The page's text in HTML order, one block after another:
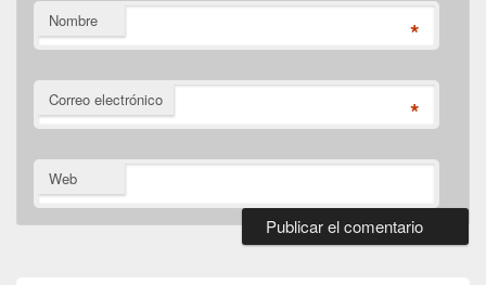
Nombre *
Correo electrónico *
Web